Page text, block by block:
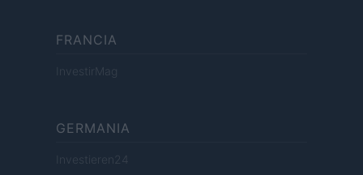
FRANCIA
InvestirMag
GERMANIA
Investieren24